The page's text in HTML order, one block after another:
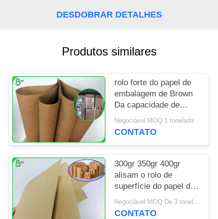
PRIVACY
POLICY
DESDOBRAR DETALHES
Produtos similares
rolo forte do papel de
embalagem de Brown
Da capacidade de
rolamento de 80g 90g
para o saco da sacola
Negociável MOQ:1 tonelada
CONTATO
300gr 350gr 400gr
alisam o rolo de
superfície do papel de
embalagem de Brown
No pacote do carretel
Negociável MOQ:De 3 toneladas
CONTATO